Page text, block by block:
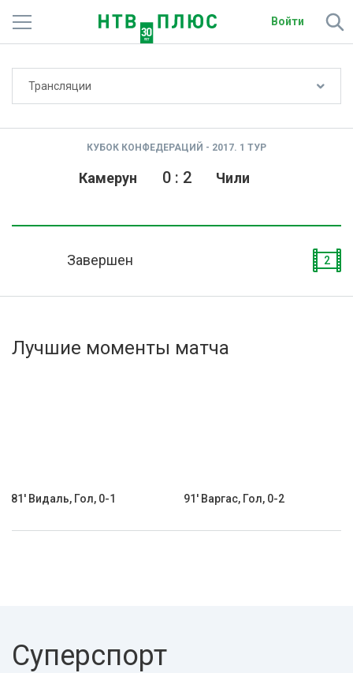
Войти
Активировать промокод
Трансляции
КУБОК КОНФЕДЕРАЦИЙ - 2017. 1 ТУР
Камерун Чили
0: 2
Завершен 2
Лучшие моменты матча
81' Видаль, Гол, 0-1 91' Варгас, Гол, 0-2
Суперспорт